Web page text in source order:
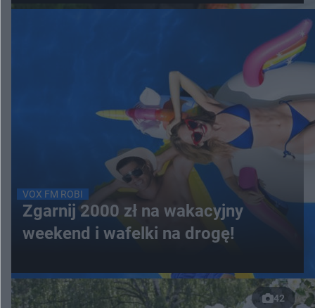
VOX FM ROBI
Zgarnij 2000 zł na wakacyjny
weekend i wafelki na drogę!
42